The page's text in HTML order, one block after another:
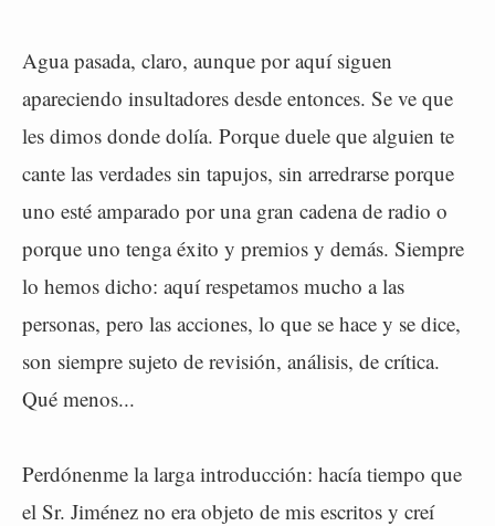
Agua pasada, claro, aunque por aquí siguen
apareciendo insultadores desde entonces. Se ve que
les dimos donde dolía. Porque duele que alguien te
cante las verdades sin tapujos, sin arredrarse porque
uno esté amparado por una gran cadena de radio o
porque uno tenga éxito y premios y demás. Siempre
lo hemos dicho: aquí respetamos mucho a las
personas, pero las acciones, lo que se hace y se dice,
son siempre sujeto de revisión, análisis, de crítica.
Qué menos...
Perdónenme la larga introducción: hacía tiempo que
el Sr. Jiménez no era objeto de mis escritos y creí